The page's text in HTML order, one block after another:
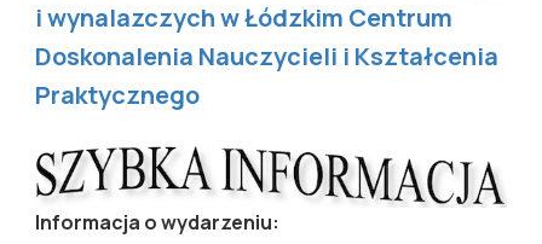
i wynalazczych w Łódzkim Centrum
Doskonalenia Nauczycieli i Kształcenia
Praktycznego
Informacja o wydarzeniu: